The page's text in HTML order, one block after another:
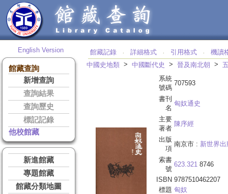
English Version
館藏查詢
新增查詢
查詢結果
查詢歷史
標記記錄
他校館藏
新進館藏
專題館藏
館藏分類地圖
館藏記錄 ‧ 詳細格式 ‧ 引用格式 ‧
機讀
中國史地類 > 中國斷代史 > 晉及南北朝 >
系統
號碼
707593
書刊
名
匈奴通史
主要
著者
陳序經
出版
項
南京市 : 新世界出
索書
號
623.321 8746
ISBN 9787510462207
標題 匈奴